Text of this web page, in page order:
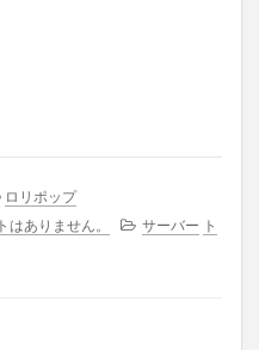
ロリポップ
はありません。 サーバー ト